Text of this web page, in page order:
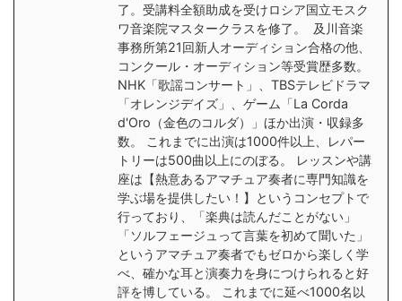
了。受講料全額助成を受けロシア国立モスク
ワ音楽院マスタークラスを修了。 及川音楽
事務所第21回新人オーディション合格の他、
コンクール・オーディション等受賞歴多数。
NHK「歌謡コンサート」、TBSテレビドラマ
「オレンジデイズ」、ゲーム「La Corda
d'Oro（金色のコルダ）」ほか出演・収録多
数。 これまでに出演は1000件以上、レパー
トリーは500曲以上にのぼる。 レッスンや講
座は【熱意あるアマチュア奏者に専門知識を
学ぶ場を提供したい！】というコンセプトで
行っており、「楽典は読んだことがない」
「ソルフェージュって言葉を初めて聞いた」
というアマチュア奏者でもゼロから楽しく学
べ、確かな耳と演奏力を身につけられると好
評を博している。 これまでに延べ1000名以